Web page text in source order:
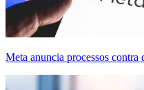
Meta anuncia processos